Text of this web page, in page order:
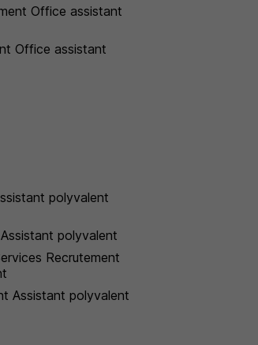
Office assistant
Office assistant
polyvalent
polyvalent
Recrutement
Assistant polyvalent